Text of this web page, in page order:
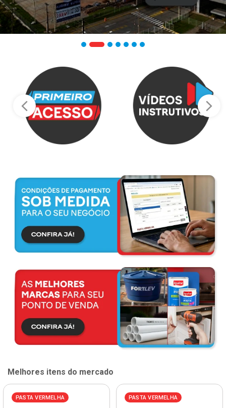
Melhores itens do mercado
PASTA VERMELHA PASTA VERMELHA